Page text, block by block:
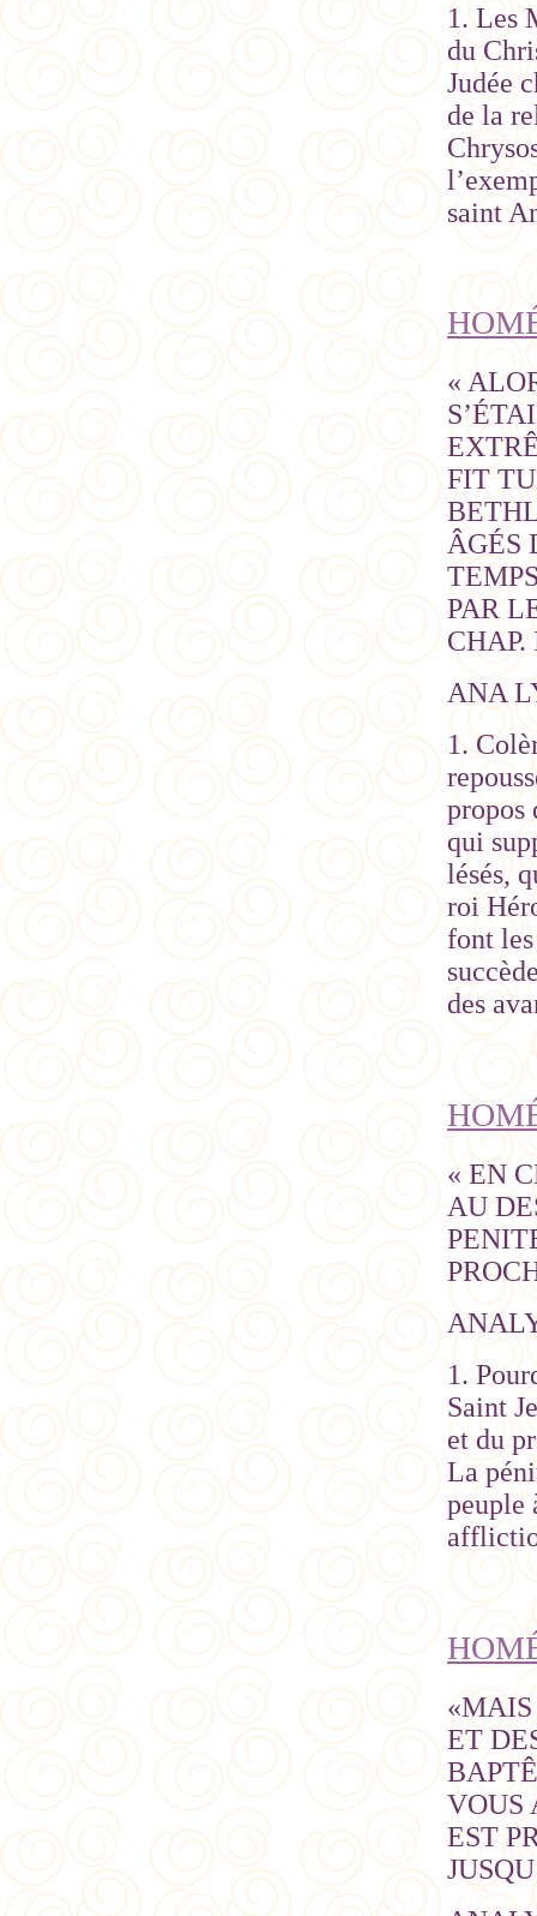
1. Les
du
Judée
de la
saint
«
FIT
ÂGÉS
PAR
ANA
1.
propos
qui
lésés,
roi
font
des
« EN
AU
1.
Saint
et du
La
peuple
ET
VOUS
EST